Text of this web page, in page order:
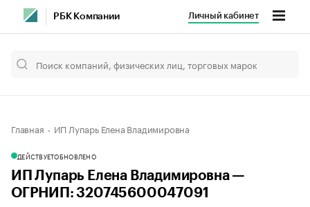
РБК Компании Личный кабинет
Главная ИП Лупарь Елена Владимировна
ДЕЙСТВУЕТОБНОВЛЕНО
ИП Лупарь Елена Владимировна —
ОГРНИП: 320745600047091